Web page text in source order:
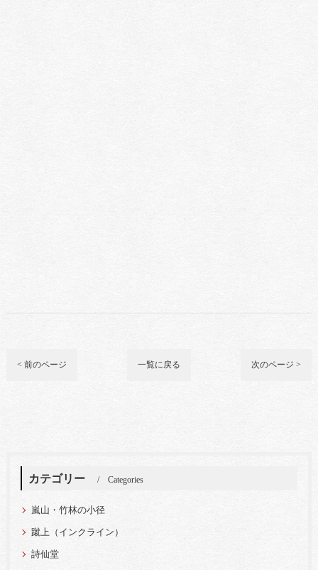
< 前のページ 一覧に戻る 次のページ >
カテゴリー Categories
嵐山・竹林の小径
蹴上（インクライン）
詩仙堂